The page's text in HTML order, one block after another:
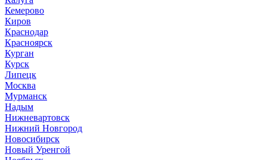
Кемерово
Киров
Краснодар
Красноярск
Курган
Курск
Липецк
Москва
Мурманск
Надым
Нижневартовск
Нижний Новгород
Новосибирск
Новый Уренгой